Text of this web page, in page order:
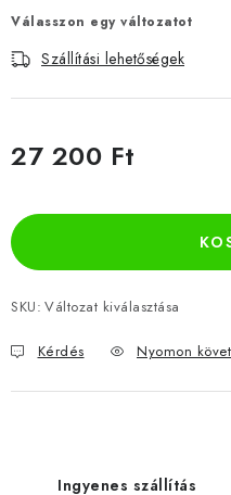
Válasszon egy változatot
Szállítási lehetőségek
27 200 Ft
SKU: Változat kiválasztása
Kérdés Nyomon
Ingyenes szállítás